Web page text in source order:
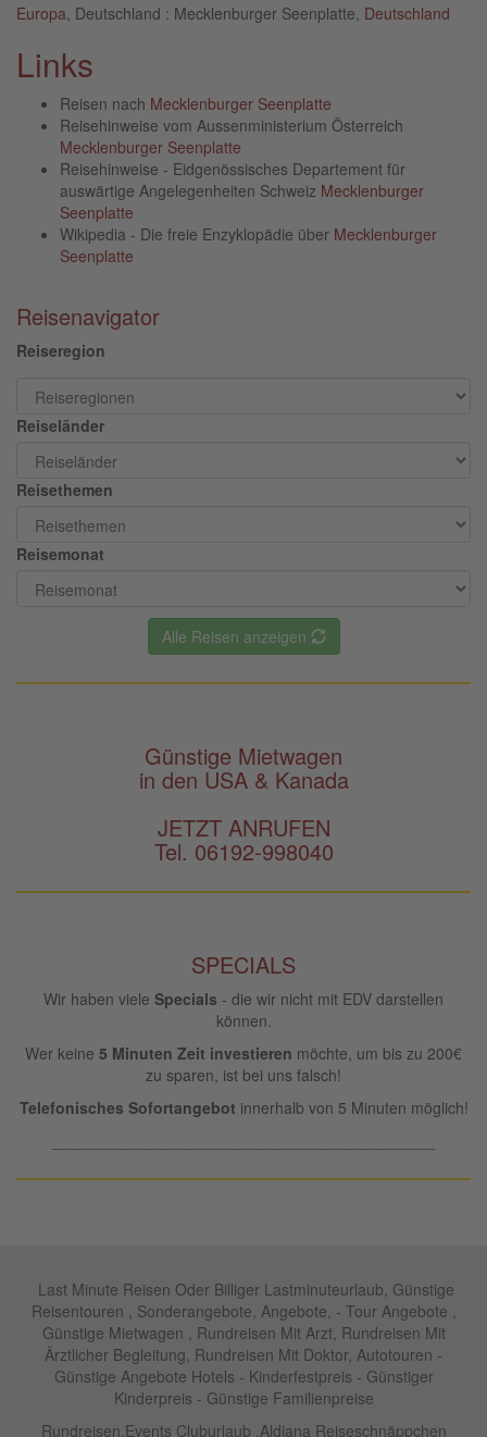
Europa , Deutschland : Mecklenburger Seenplatte, Deutschland
Links
Reisen nach Mecklenburger Seenplatte
Reisehinweise vom Aussenministerium Österreich
Mecklenburger Seenplatte
Reisehinweise - Eidgenössisches Departement für
auswärtige Angelegenheiten Schweiz Mecklenburger
Seenplatte
Wikipedia - Die freie Enzyklopädie über Mecklenburger
Seenplatte
Reisenavigator
Reiseregion
Reiseländer
Reisethemen
Reisemonat
Alle Reisen anzeigen
Günstige Mietwagen
in den USA & Kanada
JETZT ANRUFEN
Tel. 06192-998040
SPECIALS
Wir haben viele Specials - die wir nicht mit EDV darstellen
können.
Wer keine 5 Minuten Zeit investieren möchte, um bis zu 200€
zu sparen, ist bei uns falsch!
Telefonisches Sofortangebot innerhalb von 5 Minuten möglich!
Last Minute Reisen Oder Billiger Lastminuteurlaub, Günstige
Reisentouren , Sonderangebote, Angebote, - Tour Angebote ,
Günstige Mietwagen , Rundreisen Mit Arzt, Rundreisen Mit
Ärztlicher Begleitung, Rundreisen Mit Doktor, Autotouren -
Günstige Angebote Hotels - Kinderfestpreis - Günstiger
Kinderpreis - Günstige Familienpreise
Rundreisen,Events Cluburlaub ,Aldiana Reiseschnäppchen